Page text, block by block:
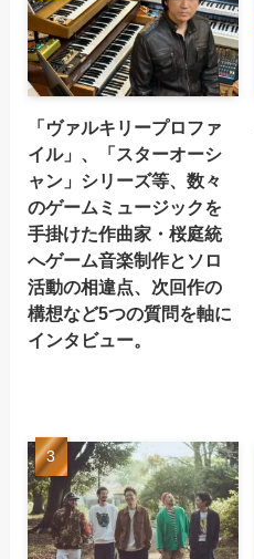
「ヴァルキリープロファ
イル」、「スターオーシ
ャン」シリーズ等、数々
のゲームミュージックを
手掛けた作曲家・桜庭統
へゲーム音楽制作とソロ
活動の相違点、次回作の
構想など5つの質問を軸に
インタビュー。